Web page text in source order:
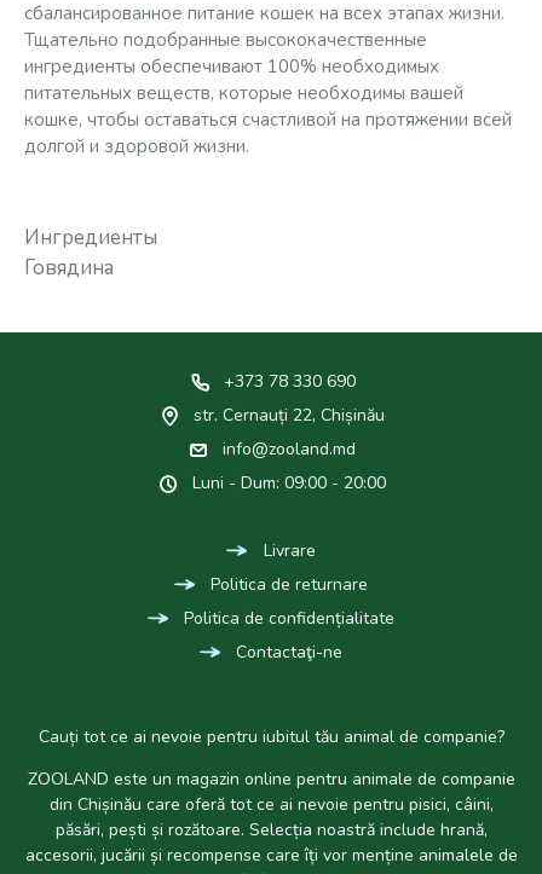
сбалансированное питание кошек на всех этапах жизни.
Тщательно подобранные высококачественные
ингредиенты обеспечивают 100% необходимых
питательных веществ, которые необходимы вашей
кошке, чтобы оставаться счастливой на протяжении всей
долгой и здоровой жизни.
Ингредиенты
Говядина
+373 78 330 690
str. Cernauți 22, Chișinău
info@zooland.md
Luni - Dum: 09:00 - 20:00
Livrare
Politica de returnare
Politica de confidențialitate
Contactaţi-ne
Cauți tot ce ai nevoie pentru iubitul tău animal de companie?
ZOOLAND este un magazin online pentru animale de companie
din Chișinău care oferă tot ce ai nevoie pentru pisici, câini,
păsări, pești și rozătoare. Selecția noastră include hrană,
accesorii, jucării și recompense care îți vor menține animalele de